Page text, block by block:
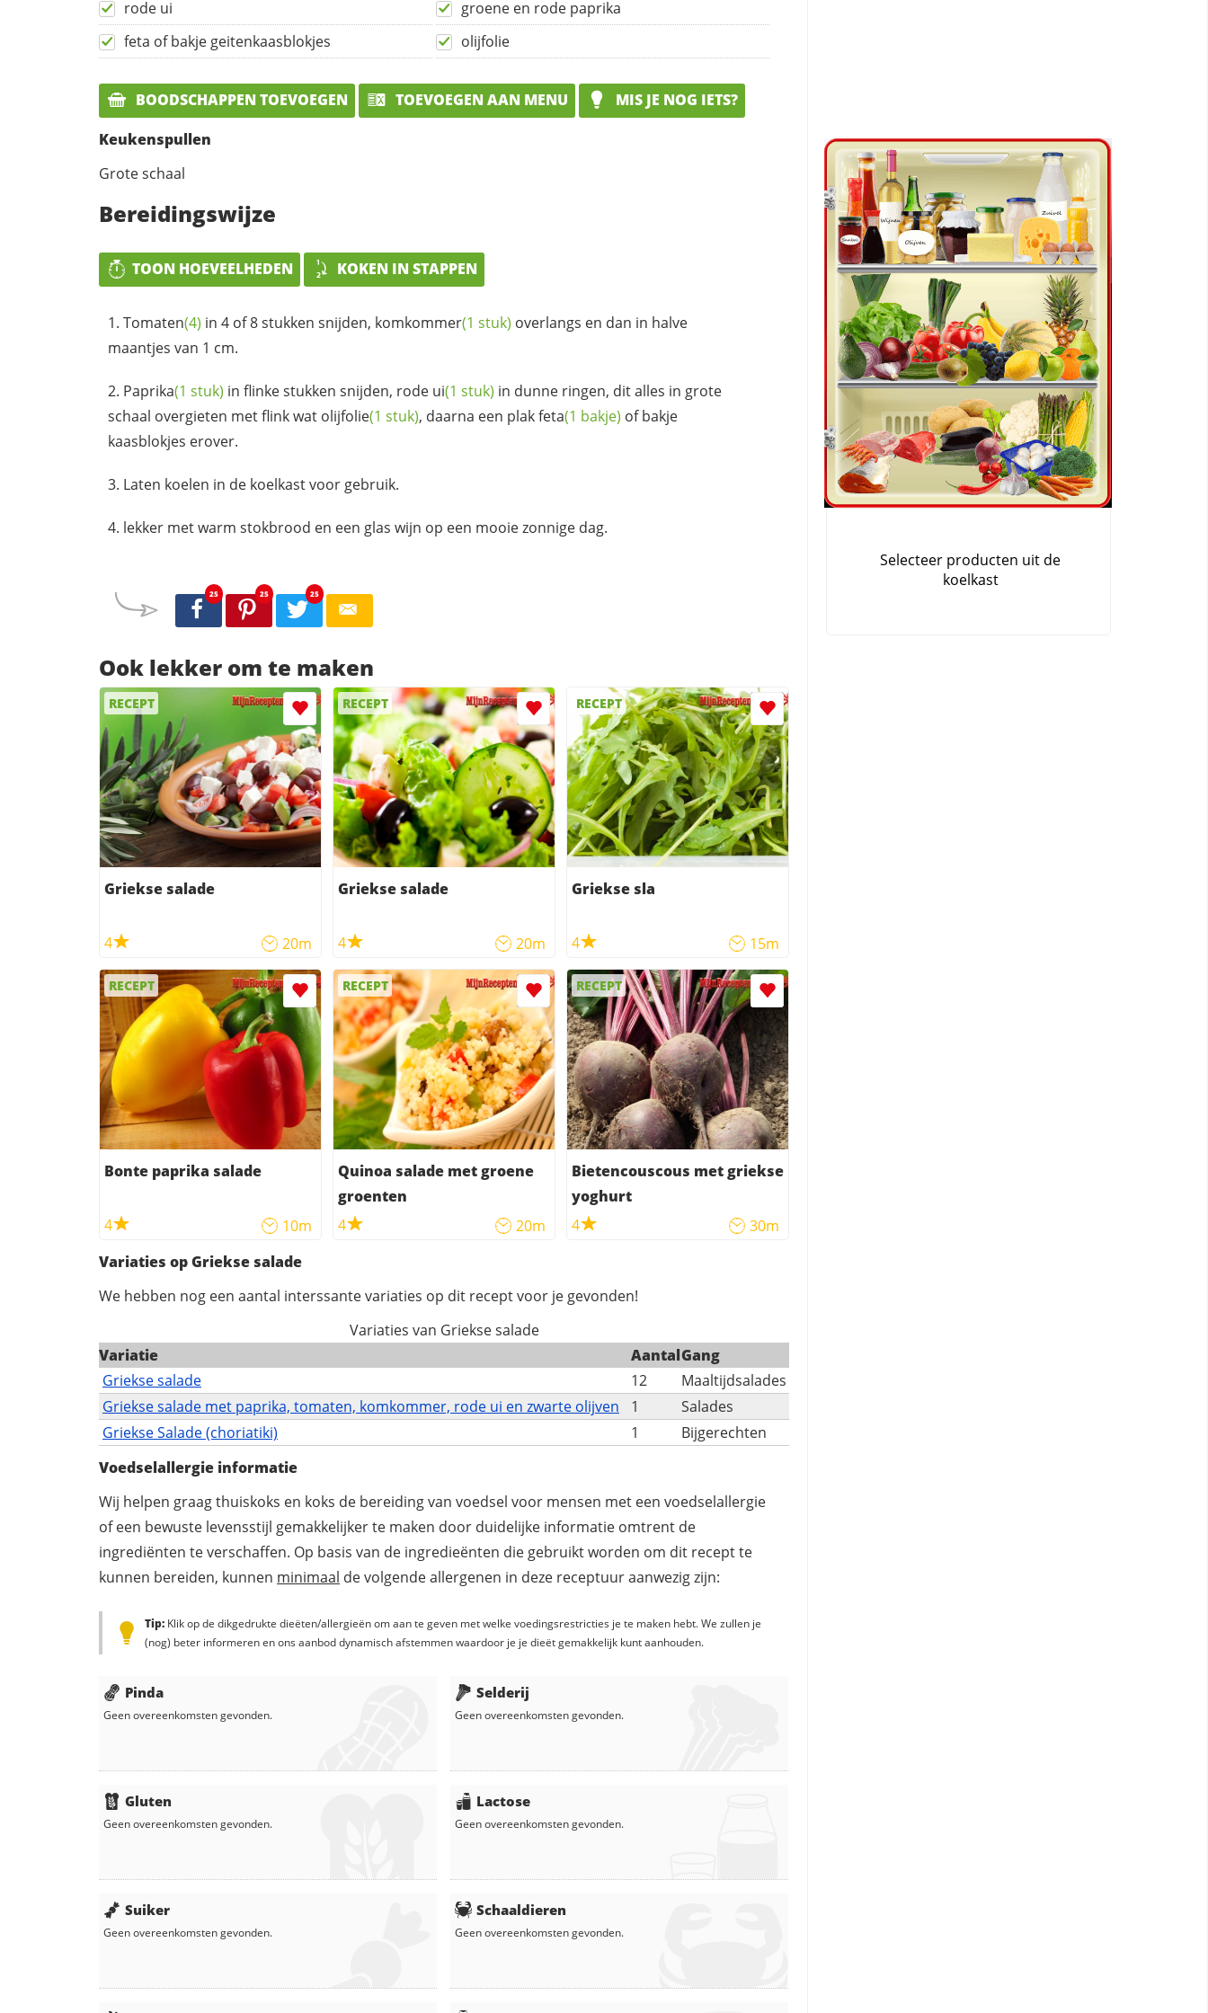
rode ui
groene en rode paprika
feta of bakje geitenkaasblokjes
olijfolie
BOODSCHAPPEN TOEVOEGEN TOEVOEGEN AAN MENU
MIS JE NOG IETS?
Keukenspullen
Grote schaal
Bereidingswijze
TOON HOEVEELHEDEN KOKEN IN STAPPEN
Tomaten(4) in 4 of 8 stukken snijden, komkommer(1 stuk) overlangs en dan in halve
maantjes van 1 cm.
Paprika(1 stuk) in flinke stukken snijden, rode ui(1 stuk) in dunne ringen, dit alles in grote
schaal overgieten met flink wat olijfolie(1 stuk), daarna een plakfeta(1 bakje) of bakje
kaasblokjes erover.
Laten koelen in de koelkast voor gebruik.
lekker met warm stokbrood en een glas wijn op een mooie zonnige dag.
25 25 25
Ook lekker om te maken
RECEPT
Griekse salade
4 20m
RECEPT
Griekse salade
4 20m
RECEPT
Griekse sla
4 15m
RECEPT
Bonte paprika salade
4 10m
RECEPT
Quinoa salade met groene
groenten
4
20m
RECEPT
Bietencouscous met griekse
yoghurt
4
30m
Variaties op Griekse salade
We hebben nog een aantal interssante variaties op dit recept voor je gevonden!
Variaties van Griekse salade
Variatie
AantalGang
Griekse salade
12
Maaltijdsalades
Griekse salade met paprika, tomaten, komkommer, rode ui en zwarte olijven
1
Salades
Griekse Salade (choriatiki)
1
Bijgerechten
Voedselallergie informatie
Wij helpen graag thuiskoks en koks de bereiding van voedsel voor mensen met een voedselallergie
of een bewuste levensstijl gemakkelijker te maken door duidelijke informatie omtrent de
ingrediënten te verschaffen. Op basis van de ingredieënten die gebruikt worden om dit recept te
kunnen bereiden, kunnen minimaal de volgende allergenen in deze receptuur aanwezig zijn:
Tip: Klik op de dikgedrukte dieëten/allergieën om aan te geven met welke voedingsrestricties je te maken hebt. We zullen je
(nog) beter informeren en ons aanbod dynamisch afstemmen waardoor je je dieët gemakkelijk kunt aanhouden.
Pinda
Geen overeenkomsten gevonden.
Gluten
Geen overeenkomsten gevonden.
Suiker
Geen overeenkomsten gevonden.
Selderij
Geen overeenkomsten gevonden.
Lactose
Geen overeenkomsten gevonden.
Schaaldieren
Geen overeenkomsten gevonden.